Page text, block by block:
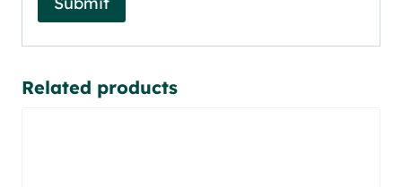
Related products